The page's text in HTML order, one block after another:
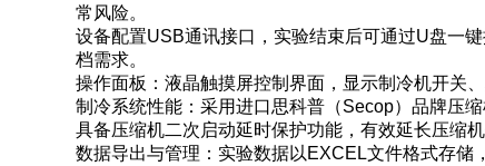
常风险。
设备配置USB通讯接口，实验结束后可通过U盘一
档需求。
操作面板：液晶触摸屏控制界面，显示制冷机开关
制冷系统性能：采用进口思科普（Secop）品牌压
具备压缩机二次启动延时保护功能，有效延长压缩
数据导出与管理：实验数据以EXCEL文件格式存储